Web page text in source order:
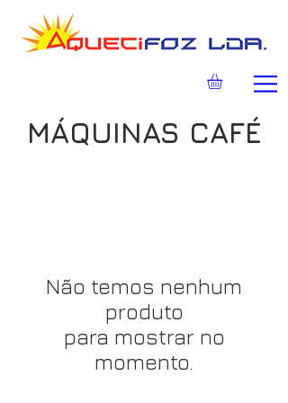
MÁQUINAS CAFÉ
Não temos nenhum
produto
para mostrar no
momento.